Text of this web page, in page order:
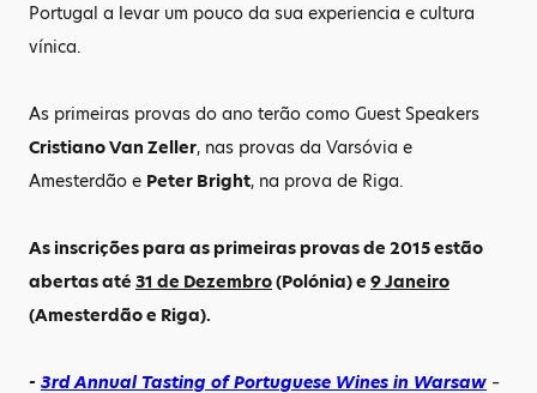
Portugal a levar um pouco da sua experiencia e cultura
vínica.
As primeiras provas do ano terão como Guest Speakers
Cristiano Van Zeller, nas provas da Varsóvia e
Amesterdão e Peter Bright, na prova de Riga.
As inscrições para as primeiras provas de 2015 estão
abertas até 31 de Dezembro(Polónia) e 9 Janeiro
(Amesterdão e Riga).
- 3rd Annual Tasting of Portuguese Wines in Warsaw –